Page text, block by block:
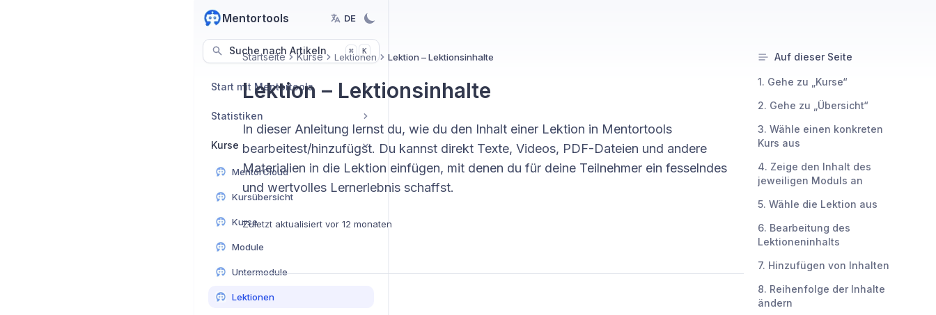
Mentortools DE
Suche nach Artikeln ⌘ K
Start mit Mentortools
Statistiken
Kurse
MentorCloud
Kursübersicht
Kurse
Module
Untermodule
Lektionen
Startseite Kurse Lektionen Lektion – Lektionsinhalte
Lektion – Lektionsinhalte
In dieser Anleitung lernst du, wie du den Inhalt einer Lektion in Mentortools
bearbeitest/hinzufügst. Du kannst direkt Texte, Videos, PDF-Dateien und andere
Materialien in die Lektion einfügen, mit denen du für deine Teilnehmer ein fesselndes
und wertvolles Lernerlebnis schaffst.
Zuletzt aktualisiert vor 12 monaten
Auf dieser Seite
1. Gehe zu „Kurse“
2. Gehe zu „Übersicht“
3. Wähle einen konkreten
Kurs aus
4. Zeige den Inhalt des
jeweiligen Moduls an
5. Wähle die Lektion aus
6. Bearbeitung des
Lektioneninhalts
7. Hinzufügen von Inhalten
8. Reihenfolge der Inhalte
ändern